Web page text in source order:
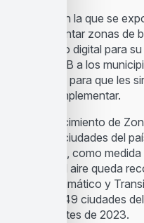
La Guía, en la que se
para implantar zonas de
en formato digital para
desde AMB a los
habitantes para que les
vayan a implementar.
El establecimiento de
todas las ciudades del
habitantes, como
calidad del aire queda
Cambio Climático y
En total, 149 ciudades
medida antes de 2023.